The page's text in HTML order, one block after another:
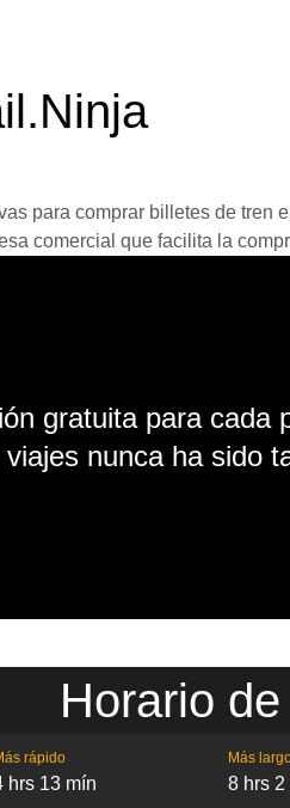
para comprar billetes de
comercial que facilita la
gratuita para cada
viajes nunca ha sido
Horario
rápido
hrs 13 mín
Más
8 hrs 2